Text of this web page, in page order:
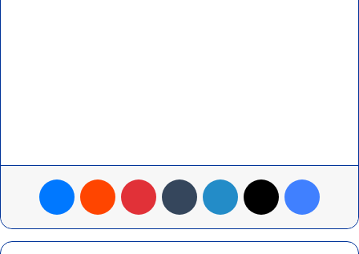
فيسبوك لينكدإن بينتيريست ماسنجر